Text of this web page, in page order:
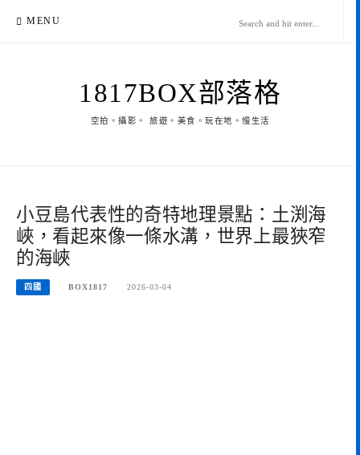
MENU
1817BOX部落格
空拍。攝影。 旅遊。美食。玩在地。慢生活
小豆島代表性的奇特地理景點：土渕海
峽，看起來像一條水溝，世界上最狹窄
的海峽
四國 BOX1817 2026-03-04